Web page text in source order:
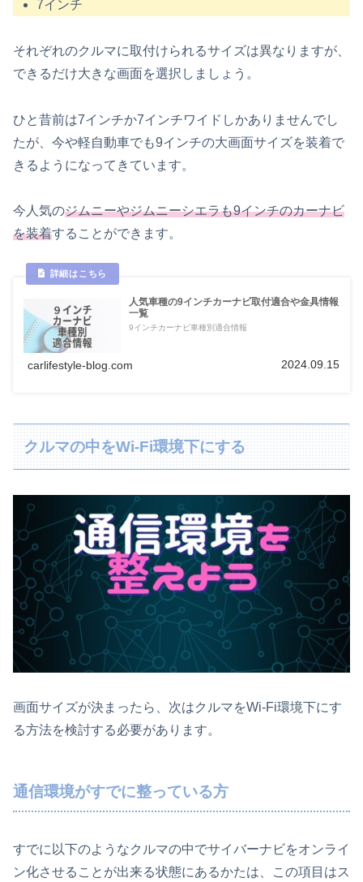
7インチ
それぞれのクルマに取付けられるサイズは異なりますが、
できるだけ大きな画面を選択しましょう。
ひと昔前は7インチか7インチワイドしかありませんでし
たが、今や軽自動車でも9インチの大画面サイズを装着で
きるようになってきています。
今人気のジムニーやジムニーシエラも9インチのカーナビ
を装着することができます。
人気車種の9インチカーナビ取付適合や金具情報
一覧
9インチカーナビ車種別適合情報
carlifestyle-blog.com 2024.09.15
クルマの中をWi-Fi環境下にする
画面サイズが決まったら、次はクルマをWi-Fi環境下にす
る方法を検討する必要があります。
通信環境がすでに整っている方
すでに以下のようなクルマの中でサイバーナビをオンライ
ン化させることが出来る状態にあるかたは、この項目はス